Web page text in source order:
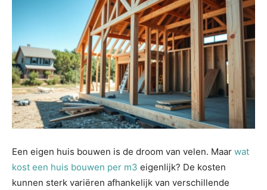
Een eigen huis bouwen is de droom van velen. Maar wat
kost een huis bouwen per m3 eigenlijk? De kosten
kunnen sterk variëren afhankelijk van verschillende